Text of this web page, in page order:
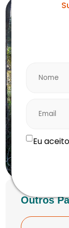
Outros
Eu